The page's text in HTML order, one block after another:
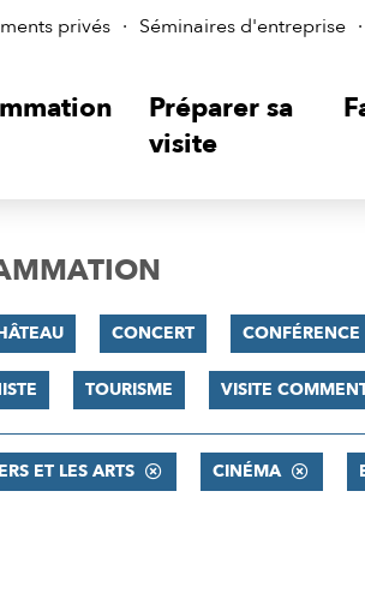
privés Séminaires d'entreprise
Préparer sa
visite
CONCERT CONFÉRENCE
TOURISME VISITE
ET LES ARTS CINÉMA